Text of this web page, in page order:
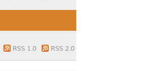
RSS 1.0 RSS 2.0